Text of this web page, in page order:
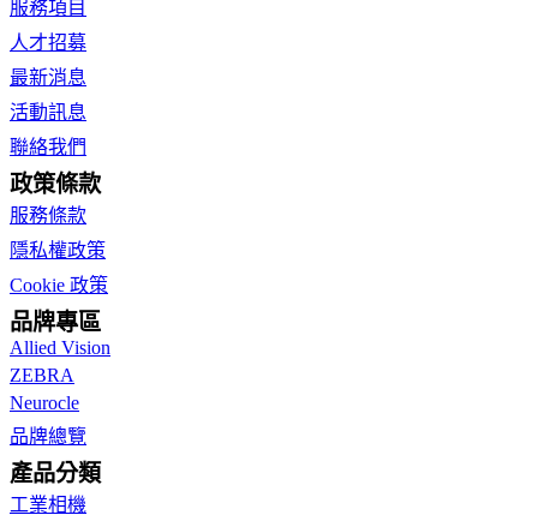
服務項目
人才招募
最新消息
活動訊息
聯絡我們
政策條款
服務條款
隱私權政策
Cookie 政策
品牌專區
Allied Vision
ZEBRA
Neurocle
品牌總覽
產品分類
工業相機